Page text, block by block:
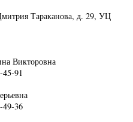
Тараканова, д. 29, УЦ
Викторовна
45-91
49-36